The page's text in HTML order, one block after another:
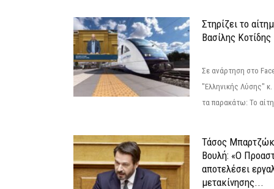
Στηρίζει το
Βασίλης Κοτίδης
Σε ανάρτηση στο
"Ελληνικής Λύσης"
τα παρακάτω: Το
Τάσος
Βουλή: «Ο
αποτελέσει
μετακίνησης...